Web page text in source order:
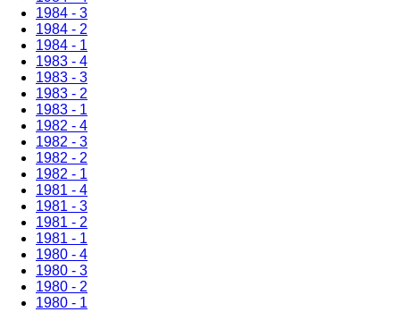
1984 - 3
1984 - 2
1984 - 1
1983 - 4
1983 - 3
1983 - 2
1983 - 1
1982 - 4
1982 - 3
1982 - 2
1982 - 1
1981 - 4
1981 - 3
1981 - 2
1981 - 1
1980 - 4
1980 - 3
1980 - 2
1980 - 1